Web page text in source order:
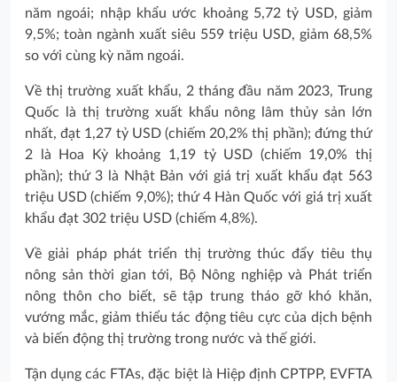
năm ngoái; nhập khẩu ước khoảng 5,72 tỷ USD, giảm
9,5%; toàn ngành xuất siêu 559 triệu USD, giảm 68,5%
so với cùng kỳ năm ngoái.
Về thị trường xuất khẩu, 2 tháng đầu năm 2023, Trung
Quốc là thị trường xuất khẩu nông lâm thủy sản lớn
nhất, đạt 1,27 tỷ USD (chiếm 20,2% thị phần); đứng thứ
2 là Hoa Kỳ khoảng 1,19 tỷ USD (chiếm 19,0% thị
phần); thứ 3 là Nhật Bản với giá trị xuất khẩu đạt 563
triệu USD (chiếm 9,0%); thứ 4 Hàn Quốc với giá trị xuất
khẩu đạt 302 triệu USD (chiếm 4,8%).
Về giải pháp phát triển thị trường thúc đẩy tiêu thụ
nông sản thời gian tới, Bộ Nông nghiệp và Phát triển
nông thôn cho biết, sẽ tập trung tháo gỡ khó khăn,
vướng mắc, giảm thiểu tác động tiêu cực của dịch bệnh
và biến động thị trường trong nước và thế giới.
Tận dụng các FTAs, đặc biệt là Hiệp định CPTPP, EVFTA